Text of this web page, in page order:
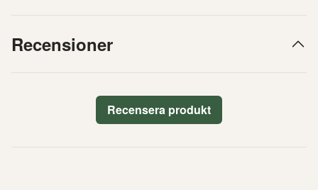
Recensioner
Recensera produkt